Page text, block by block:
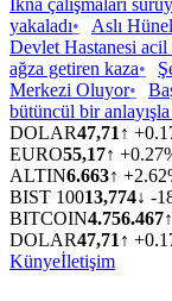
İkna çalışmaları
yakaladı• Aslı
Devlet Hastanesi
ağza getiren kaza•
Merkezi Oluyor•
bütüncül bir
DOLAR47,71 ↑
EURO55,17↑
ALTIN6.663↑
BIST 10013,774↓ -
BITCOIN4.756.467
DOLAR47,71 ↑
Künyeİletişim